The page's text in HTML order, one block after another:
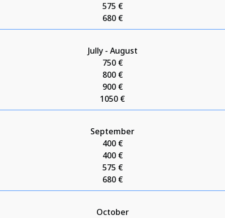
575 €
680 €
Jully - August
750 €
800 €
900 €
1050 €
September
400 €
400 €
575 €
680 €
October